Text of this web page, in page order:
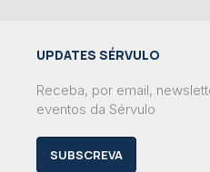
UPDATES SÉRVULO
Receba, por email,
eventos da Sérvulo
SUBSCREVA